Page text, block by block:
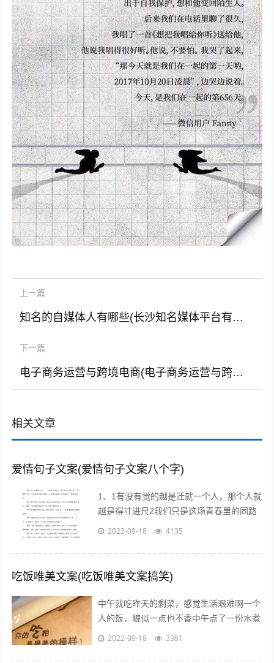
上一篇
知名的自媒体人有哪些(长沙知名媒体平台有哪些)
下一篇
电子商务运营与跨境电商(电子商务运营与跨境电商的区别)
相关文章
爱情句子文案(爱情句子文案八个字)
1、1有没有觉的越是迁就一个人，那个人就
越是得寸进尺2我们只是这场青春里的同路
者，相伴着走过这一段时光3不属于我的东
2022-09-18 4135
吃饭唯美文案(吃饭唯美文案搞笑)
中午就吃昨天的剩菜，感觉生活艰难啊一个
人的饭，貌似一点也不香中午点了一份水煮
鱼，超级开胃呀我一个人也要吃麻麻香中午
2022-09-18 3381